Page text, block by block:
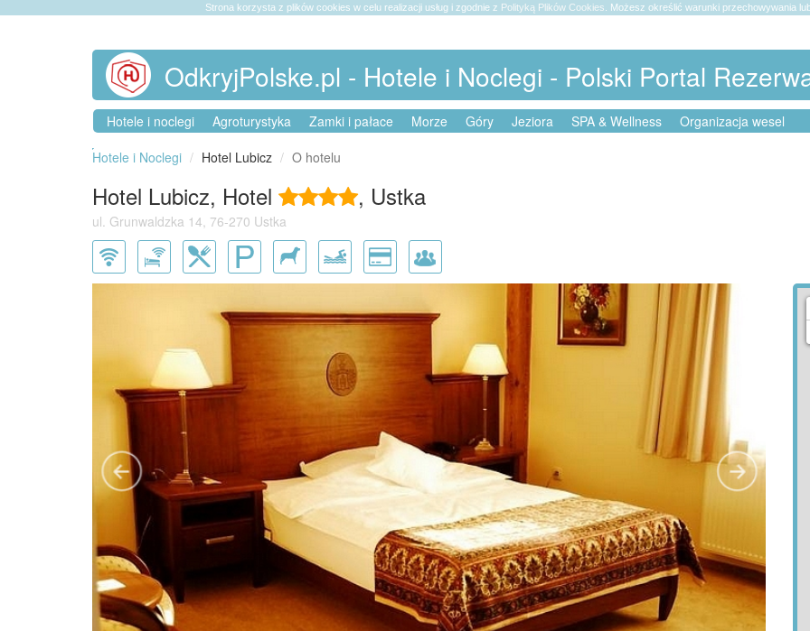
Strona korzysta z plików cookies w celu realizacji usług i zgodnie z Polityką Plików Cookies . Możesz określić warunki przechowywania
OdkryjPolske.pl - Hotele i Noclegi - Polski Portal
Hotele i noclegi Agroturystyka Zamki i pałace Morze Góry Jeziora SPA & Wellness Organizacja wesel
Hotele i Noclegi
Hotel Lubicz O hotelu
Hotel Lubicz, Hotel , Ustka
ul. Grunwaldzka 14, 76-270 Ustka